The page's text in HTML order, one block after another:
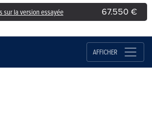
sur la version essayée 67.550 €
AFFICHER